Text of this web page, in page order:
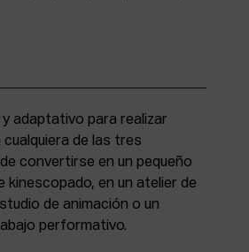
adaptativo para realizar
de las tres
convertirse en un pequeño
kinescopado, en un atelier de
de animación o un
performativo.